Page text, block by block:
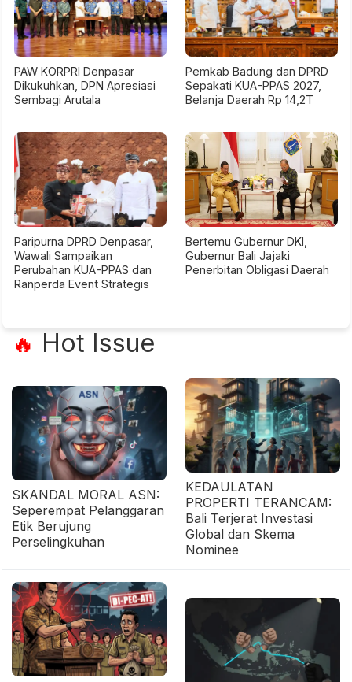
PAW KORPRI Denpasar
Dikukuhkan, DPN Apresiasi
Sembagi Arutala
Pemkab Badung dan DPRD
Sepakati KUA-PPAS 2027,
Belanja Daerah Rp 14,2T
Paripurna DPRD Denpasar,
Wawali Sampaikan
Perubahan KUA-PPAS dan
Ranperda Event Strategis
Bertemu Gubernur DKI,
Gubernur Bali Jajaki
Penerbitan Obligasi Daerah
🔥 Hot Issue
SKANDAL MORAL ASN:
Seperempat Pelanggaran
Etik Berujung
Perselingkuhan
KEDAULATAN
PROPERTI TERANCAM:
Bali Terjerat Investasi
Global dan Skema
Nominee